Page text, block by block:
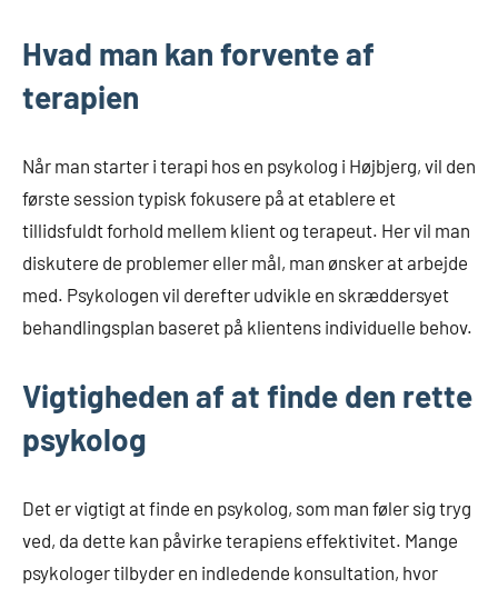
Hvad man kan forvente af
terapien
Når man starter i terapi hos en psykolog i Højbjerg, vil den
første session typisk fokusere på at etablere et
tillidsfuldt forhold mellem klient og terapeut. Her vil man
diskutere de problemer eller mål, man ønsker at arbejde
med. Psykologen vil derefter udvikle en skræddersyet
behandlingsplan baseret på klientens individuelle behov.
Vigtigheden af at finde den rette
psykolog
Det er vigtigt at finde en psykolog, som man føler sig tryg
ved, da dette kan påvirke terapiens effektivitet. Mange
psykologer tilbyder en indledende konsultation, hvor